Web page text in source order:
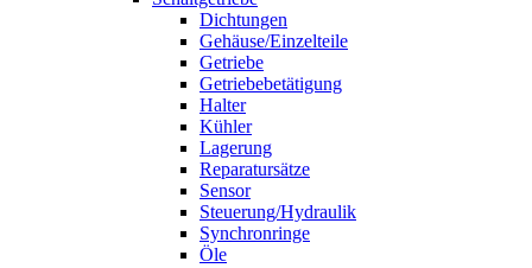
Dichtungen
Gehäuse/Einzelteile
Getriebe
Getriebebetätigung
Halter
Kühler
Lagerung
Reparatursätze
Sensor
Steuerung/Hydraulik
Synchronringe
Öle